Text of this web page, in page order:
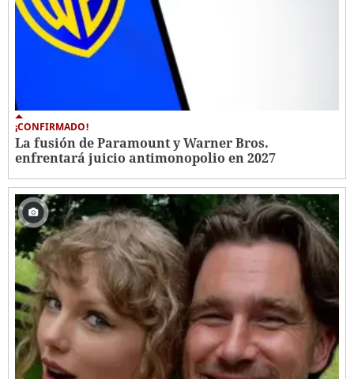
¡CONFIRMADO!
La fusión de Paramount y Warner Bros.
enfrentará juicio antimonopolio en 2027